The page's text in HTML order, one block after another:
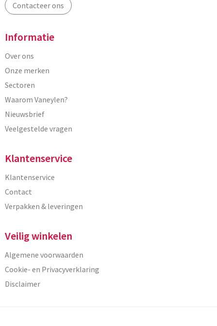
Contacteer ons
Informatie
Over ons
Onze merken
Sectoren
Waarom Vaneylen?
Nieuwsbrief
Veelgestelde vragen
Klantenservice
Klantenservice
Contact
Verpakken & leveringen
Veilig winkelen
Algemene voorwaarden
Cookie- en Privacyverklaring
Disclaimer